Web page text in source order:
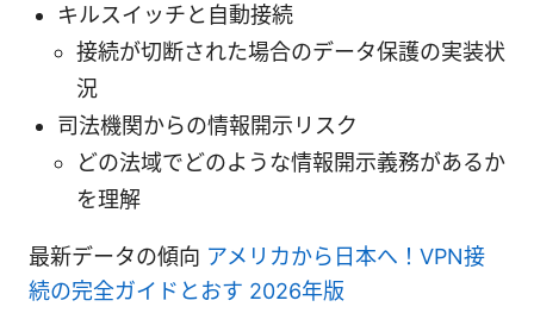
キルスイッチと自動接続
接続が切断された場合のデータ保護の実装状
況
司法機関からの情報開示リスク
どの法域でどのような情報開示義務があるか
を理解
最新データの傾向 アメリカから日本へ！VPN接
続の完全ガイドとおす 2026年版